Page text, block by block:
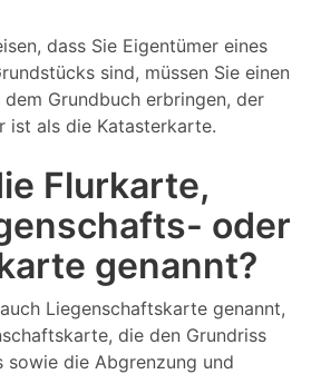
dass Sie Eigentümer eines
sind, müssen Sie einen
dem Grundbuch erbringen, der
ist als die Katasterkarte.
Flurkarte,
oder
genannt?
Liegenschaftskarte genannt,
die den Grundriss
sowie die Abgrenzung und